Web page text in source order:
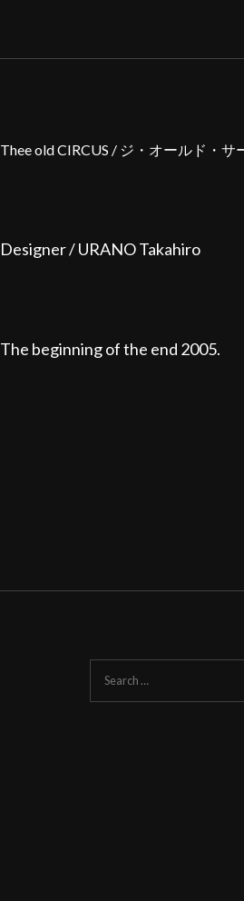
Thee old CIRCUS / ジ・オールド・サ
Designer / URANO Takahiro
The beginning of the end 2005.
Search
for: